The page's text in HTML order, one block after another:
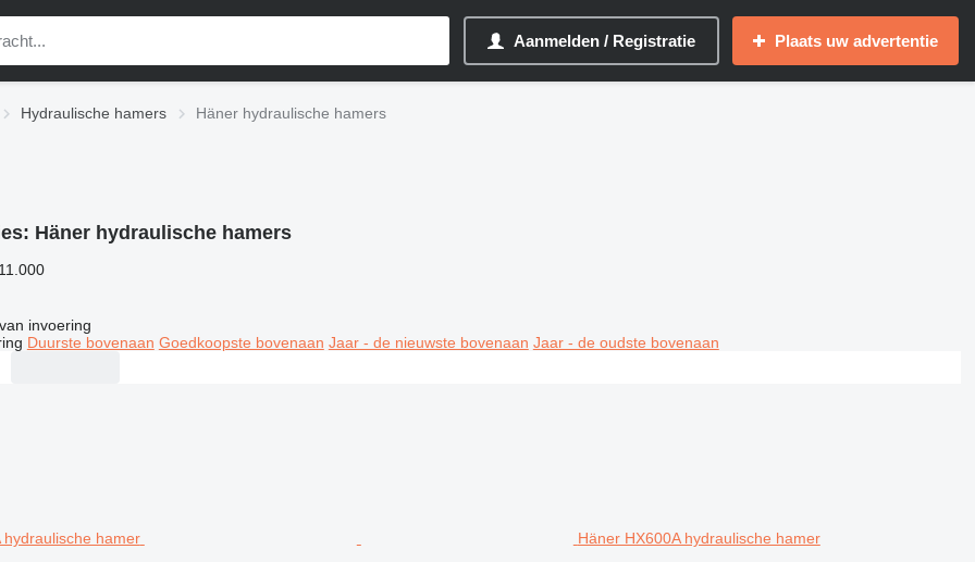
Aanmelden / Registratie Plaats uw advertentie
Hydraulische hamers Häner hydraulische hamers
Häner hydraulische hamers
invoering
Duurste bovenaan Goedkoopste bovenaan Jaar - de nieuwste bovenaan Jaar - de oudste bovenaan
Häner HX600A hydraulische hamer